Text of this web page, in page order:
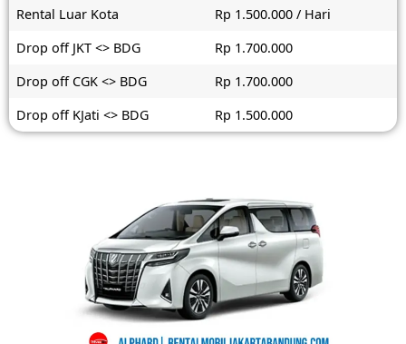
Rental Luar Kota
Rp 1.500.000 / Hari
Drop off JKT <> BDG
Rp 1.700.000
Drop off CGK <> BDG
Rp 1.700.000
Drop off KJati <> BDG
Rp 1.500.000